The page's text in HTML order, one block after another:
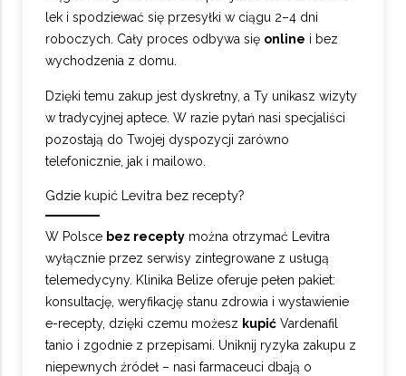
lek i spodziewać się przesyłki w ciągu 2–4 dni
roboczych. Cały proces odbywa się online i bez
wychodzenia z domu.
Dzięki temu zakup jest dyskretny, a Ty unikasz wizyty
w tradycyjnej aptece. W razie pytań nasi specjaliści
pozostają do Twojej dyspozycji zarówno
telefonicznie, jak i mailowo.
Gdzie kupić Levitra bez recepty?
W Polsce bez recepty można otrzymać Levitra
wyłącznie przez serwisy zintegrowane z usługą
telemedycyny. Klinika Belize oferuje pełen pakiet:
konsultację, weryfikację stanu zdrowia i wystawienie
e-recepty, dzięki czemu możesz kupić Vardenafil
tanio i zgodnie z przepisami. Uniknij ryzyka zakupu z
niepewnych źródeł – nasi farmaceuci dbają o